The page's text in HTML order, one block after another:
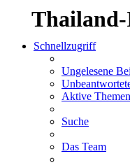
Schnellzugriff
Ungelesene
Aktive Themen
Suche
Das Team